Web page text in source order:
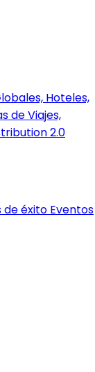
Hoteles,
de Viajes,
2.0
de éxito Eventos